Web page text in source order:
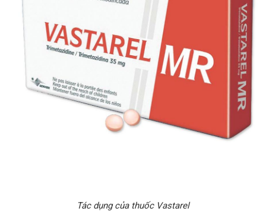
Tác dụng của thuốc Vastarel